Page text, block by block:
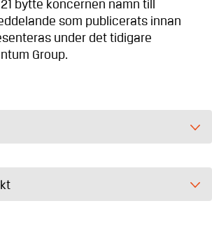
bytte koncernen namn till
som publicerats innan
under det tidigare
Group.